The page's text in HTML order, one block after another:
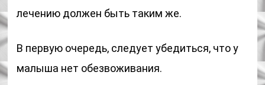
лечению должен быть таким же.
В первую очередь, следует убедиться, что у
малыша нет обезвоживания.